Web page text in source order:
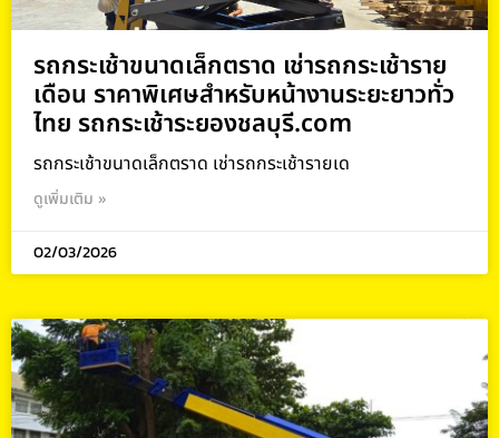
รถกระเช้าขนาดเล็กตราด เช่ารถกระเช้าราย
เดือน ราคาพิเศษสำหรับหน้างานระยะยาวทั่ว
ไทย รถกระเช้าระยองชลบุรี.com
รถกระเช้าขนาดเล็กตราด เช่ารถกระเช้ารายเด
ดูเพิ่มเติม »
02/03/2026